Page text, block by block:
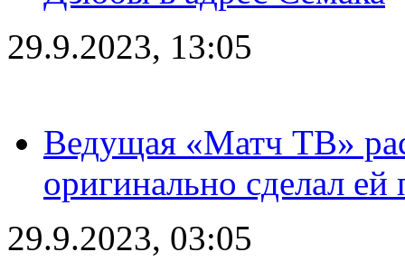
29.9.2023, 13:05
Ведущая «Матч ТВ»
оригинально сделал ей
29.9.2023, 03:05